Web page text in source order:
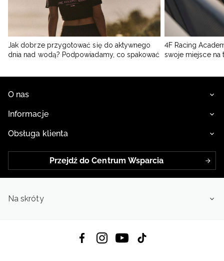
Jak dobrze przygotować się do aktywnego
dnia nad wodą? Podpowiadamy, co spakować
4F Racing
swoje miejsce na
O nas
Informacje
Obsługa klienta
Przejdź do Centrum Wsparcia
Na skróty